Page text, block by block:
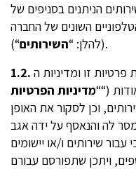
הניתנים בסניפים של
השונים של החברה
(להלן: “השירותים
“).
1.2.
“מדיניות הפרטיות “) הנה לפרט אודות המידע הנאסף אודות
וכן לסקור את האופן
לה והנאסף על ידה אגב
שירותים ו/או יישומים
ויתכן שתפורסם עבורם